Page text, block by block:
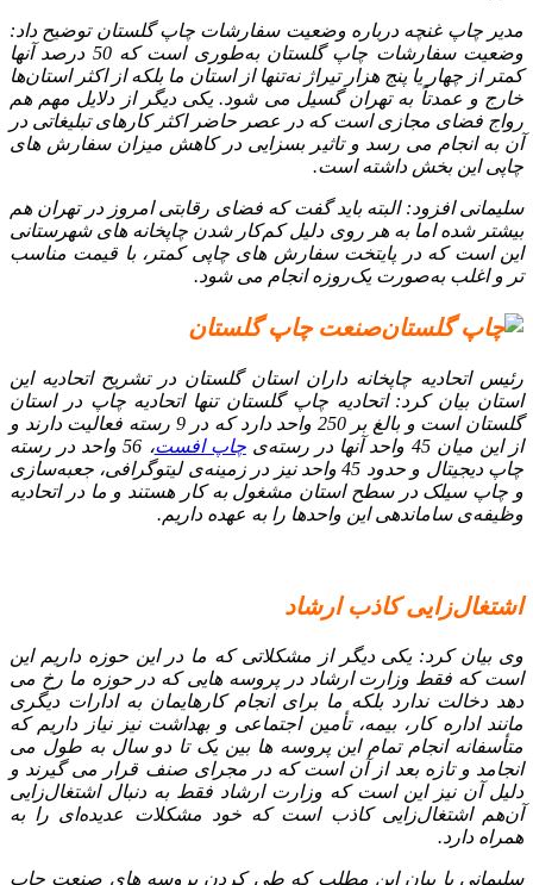
مدیر چاپ غنچه درباره وضعیت سفارشات چاپ گلستان توضیح داد:
وضعیت سفارشات چاپ گلستان به‌طوری است که 50 درصد آنها
کمتر از چهار یا پنج هزار تیراژ نه‌تنها از استان ما بلکه از اکثر استان‌ها
خارج و عمدتاً به تهران گسیل می‌ شود. یکی دیگر از دلایل مهم هم
رواج فضای مجازی است که در عصر حاضر اکثر کارهای تبلیغاتی در
آن به انجام می‌ رسد و تاثیر بسزایی در کاهش میزان سفارش های
چاپی این بخش داشته است.
سلیمانی افزود: البته باید گفت که فضای رقابتی امروز در تهران هم
بیشتر شده اما به هر روی دلیل کم‌کار شدن چاپخانه‌ های شهرستانی
این است که در پایتخت سفارش‌ های چاپی کمتر، با قیمت مناسب‌
تر و اغلب به‌صورت یک‌روزه انجام می‌ شود.
صنعت چاپ گلستان
رئیس اتحادیه چاپخانه‌ داران استان گلستان در تشریح اتحادیه این
استان بیان کرد: اتحادیه چاپ گلستان تنها اتحادیه چاپ در استان
گلستان است و بالغ‌ بر 250 واحد دارد که در 9 رسته فعالیت دارند و
از این میان 45 واحد آنها در رسته‌ی
چاپ افست
، 56 واحد در رسته
چاپ دیجیتال و حدود 45 واحد نیز در زمینه‌ی لیتوگرافی، جعبه‌سازی
و چاپ سیلک در سطح استان مشغول به کار هستند و ما در اتحادیه
وظیفه‌ی ساماندهی این واحدها را به عهده ‌داریم.
اشتغال‌زایی کاذب ارشاد
وی بیان کرد: یکی دیگر از مشکلاتی که ما در این حوزه داریم این
است که فقط وزارت ارشاد در پروسه‌ هایی که در حوزه ما رخ می‌
دهد دخالت ندارد بلکه ما برای انجام کار‌هایمان به ادارات دیگری
مانند اداره کار، بیمه، تأمین اجتماعی و بهداشت نیز نیاز داریم که
متأسفانه انجام تمام این پروسه‌ ها بین یک تا دو سال به طول می‌
انجامد و تازه بعد از آن است که در مجرای صنف قرار می‌ گیرند و
دلیل آن نیز این است که وزارت ارشاد فقط به دنبال اشتغال‌زایی
آن‌هم اشتغال‌زایی کاذب است که خود مشکلات عدیده‌ای را به
همراه دارد.
سلیمانی با بیان این مطلب که طی کردن پروسه‌ های صنعت چاپ